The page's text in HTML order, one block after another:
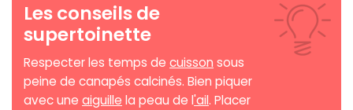
Les conseils de
supertoinette
Respecter les temps de cuisson sous
peine de canapés calcinés. Bien piquer
avec une aiguille la peau de l'ail. Placer